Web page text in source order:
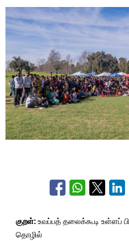
குறள்:உவப்பத் தலைக்கூடி உள்ளப்
தொழில்